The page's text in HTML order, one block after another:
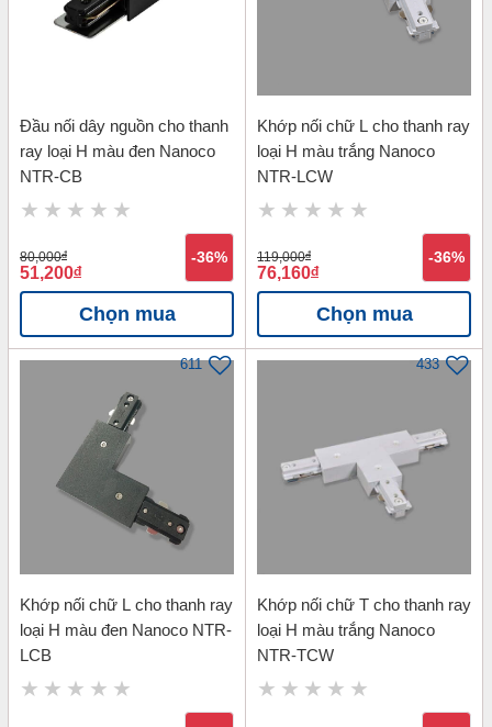
Đầu nối dây nguồn cho thanh
ray loại H màu đen Nanoco
NTR-CB
80,000đ
51,200đ
-36%
Chọn mua
Khớp nối chữ L cho thanh ray
loại H màu trắng Nanoco
NTR-LCW
119,000đ
76,160đ
-36%
Chọn mua
611
Khớp nối chữ L cho thanh ray
loại H màu đen Nanoco NTR-
LCB
433
Khớp nối chữ T cho thanh ray
loại H màu trắng Nanoco
NTR-TCW